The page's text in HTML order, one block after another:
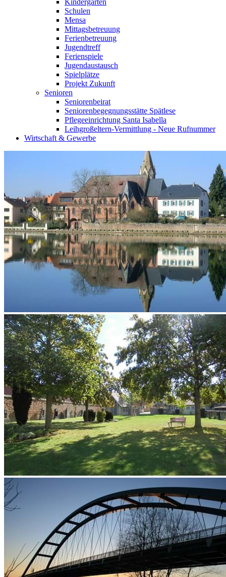
Kindergärten
Schulen
Mensa
Mittagsbetreuung
Ferienbetreuung
Jugendtreff
Ferienspiele
Jugendaustausch
Spielplätze
Projekt Zukunft
Senioren
Seniorenbeirat
Seniorenbegegnungsstätte Spätlese
Pflegeeinrichtung Santa Isabella
Leihgroßeltern-Vermittlung - Neue Rufnummer
Wirtschaft & Gewerbe